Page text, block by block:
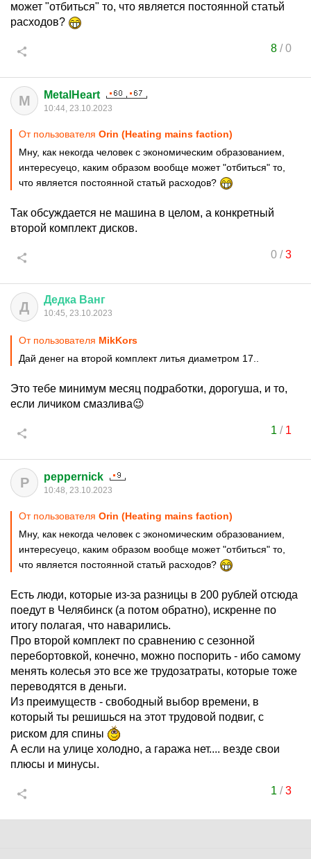
может "отбиться" то, что является постоянной статьй
расходов?
8/0
M MetalHeart
10:44, 23.10.2023
От пользователя Orin (Heating mains faction)
Мну, как некогда человек с экономическим образованием,
интересуецо, каким образом вообще может "отбиться" то,
что является постоянной статьй расходов?
Так обсуждается не машина в целом, а конкретный
второй комплект дисков.
0/3
Д Дедка Ванг
10:45, 23.10.2023
От пользователя MikKors
Дай денег на второй комплект литья диаметром 17..
Это тебе минимум месяц подработки, дорогуша, и то,
если личиком смазлива😉
1 / 1
P peppernick
10:48, 23.10.2023
От пользователя Orin (Heating mains faction)
Мну, как некогда человек с экономическим образованием,
интересуецо, каким образом вообще может "отбиться" то,
что является постоянной статьй расходов?
Есть люди, которые из-за разницы в 200 рублей отсюда
поедут в Челябинск (а потом обратно), искренне по
итогу полагая, что наварились.
Про второй комплект по сравнению с сезонной
перебортовкой, конечно, можно поспорить - ибо самому
менять колесья это все же трудозатраты, которые тоже
переводятся в деньги.
Из преимуществ - свободный выбор времени, в
который ты решишься на этот трудовой подвиг, с
риском для спины
А если на улице холодно, а гаража нет.... везде свои
плюсы и минусы.
1 /3